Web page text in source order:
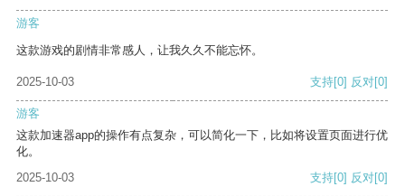
游客
这款游戏的剧情非常感人，让我久久不能忘怀。
2025-10-03 支持[0] 反对[0]
游客
这款加速器app的操作有点复杂，可以简化一下，比如将设置页面进行优
化。
2025-10-03
支持[0] 反对[0]